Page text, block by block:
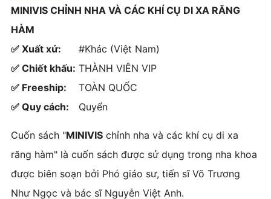
MINIVIS CHỈNH NHA VÀ CÁC KHÍ CỤ DI XA RĂNG
HÀM
✅ Xuất xứ:
#Khác (Việt Nam)
✅ Chiết khấu: THÀNH VIÊN VIP
✅ Freeship:
TOÀN QUỐC
✅ Quy cách:
Quyển
Cuốn sách "MINIVIS chỉnh nha và các khí cụ di xa
răng hàm" là cuốn sách được sử dụng trong nha khoa
được biên soạn bởi Phó giáo sư, tiến sĩ Võ Trương
Như Ngọc và bác sĩ Nguyễn Việt Anh.